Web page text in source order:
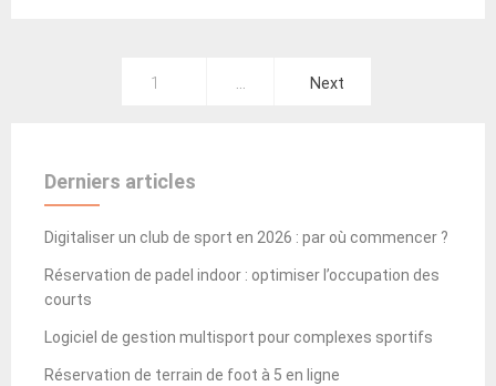
1 … Next
Derniers articles
Digitaliser un club de sport en 2026 : par où commencer ?
Réservation de padel indoor : optimiser l’occupation des
courts
Logiciel de gestion multisport pour complexes sportifs
Réservation de terrain de foot à 5 en ligne